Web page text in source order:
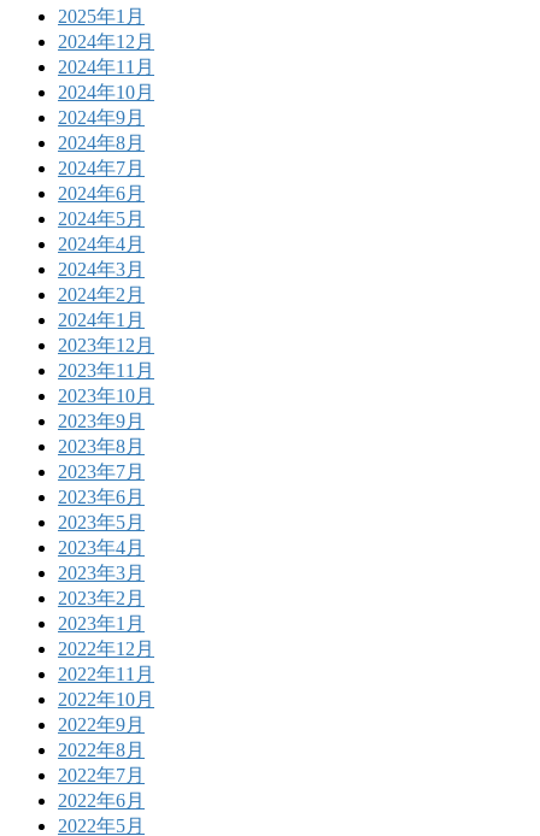
2025年1月
2024年12月
2024年11月
2024年10月
2024年9月
2024年8月
2024年7月
2024年6月
2024年5月
2024年4月
2024年3月
2024年2月
2024年1月
2023年12月
2023年11月
2023年10月
2023年9月
2023年8月
2023年7月
2023年6月
2023年5月
2023年4月
2023年3月
2023年2月
2023年1月
2022年12月
2022年11月
2022年10月
2022年9月
2022年8月
2022年7月
2022年6月
2022年5月